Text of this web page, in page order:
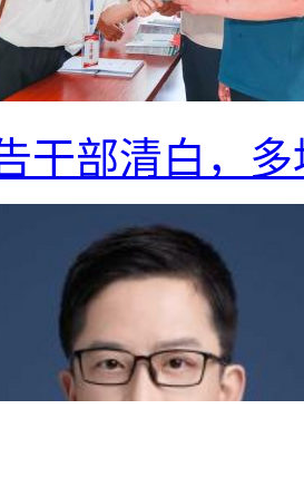
干部清白，